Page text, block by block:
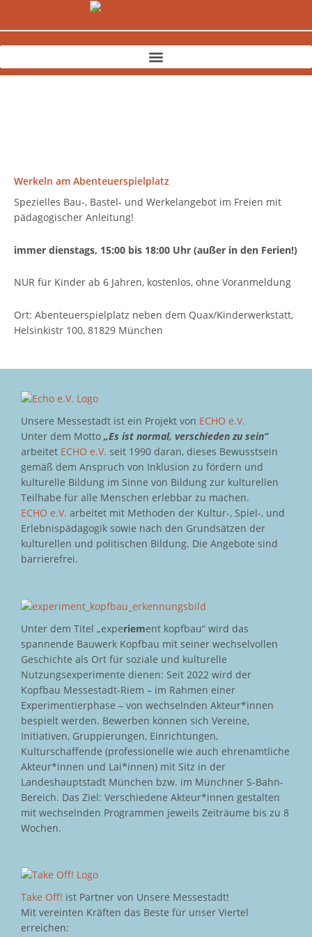
Werkeln am Abenteuerspielplatz
Spezielles Bau-, Bastel- und Werkelangebot im Freien mit
pädagogischer Anleitung!
immer dienstags, 15:00 bis 18:00 Uhr (außer in den Ferien!)
NUR für Kinder ab 6 Jahren, kostenlos, ohne Voranmeldung
Ort: Abenteuerspielplatz neben dem Quax/Kinderwerkstatt,
Helsinkistr 100, 81829 München
Unsere Messestadt ist ein Projekt von ECHO e.V.
Unter dem Motto „Es ist normal, verschieden zu sein“
arbeitet ECHO e.V. seit 1990 daran, dieses Bewusstsein
gemäß dem Anspruch von Inklusion zu fördern und
kulturelle Bildung im Sinne von Bildung zur kulturellen
Teilhabe für alle Menschen erlebbar zu machen.
ECHO e.V. arbeitet mit Methoden der Kultur-, Spiel-, und
Erlebnispädagogik sowie nach den Grundsätzen der
kulturellen und politischen Bildung. Die Angebote sind
barrierefrei.
Unter dem Titel „experiement kopfbau“ wird das
spannende Bauwerk Kopfbau mit seiner wechselvollen
Geschichte als Ort für soziale und kulturelle
Nutzungsexperimente dienen: Seit 2022 wird der
Kopfbau Messestadt-Riem – im Rahmen einer
Experimentierphase – von wechselnden Akteur*innen
bespielt werden. Bewerben können sich Vereine,
Initiativen, Gruppierungen, Einrichtungen,
Kulturschaffende (professionelle wie auch ehrenamtliche
Akteur*innen und Lai*innen) mit Sitz in der
Landeshauptstadt München bzw. im Münchner S-Bahn-
Bereich. Das Ziel: Verschiedene Akteur*innen gestalten
mit wechselnden Programmen jeweils Zeiträume bis zu 8
Wochen.
Take Off! ist Partner von Unsere Messestadt!
Mit vereinten Kräften das Beste für unser Viertel
erreichen: